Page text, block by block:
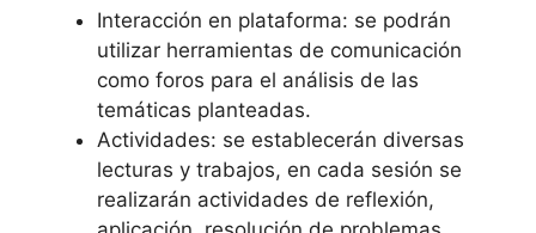
Interacción en plataforma: se podrán
utilizar herramientas de comunicación
como foros para el análisis de las
temáticas planteadas.
Actividades: se establecerán diversas
lecturas y trabajos, en cada sesión se
realizarán actividades de reflexión,